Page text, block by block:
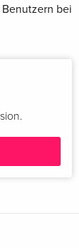
bei